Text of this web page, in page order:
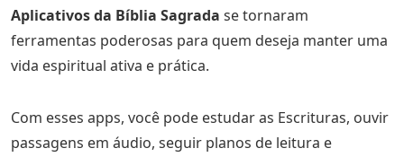
Aplicativos da Bíblia Sagrada se tornaram
ferramentas poderosas para quem deseja manter uma
vida espiritual ativa e prática.
Com esses apps, você pode estudar as Escrituras, ouvir
passagens em áudio, seguir planos de leitura e